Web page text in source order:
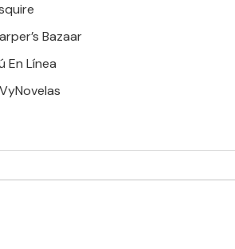
Bazaar
En Línea
- LIFESTYLES